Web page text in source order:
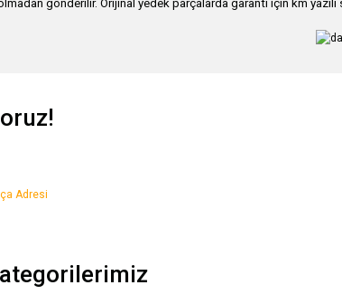
gönderilir. Orijinal yedek parçalarda garanti için km yazılı
ürün açıklamalarında ve diğer konularda yetersiz gördüğünüz
ederiz.
bilgiler bulunuyor.
alternatifler olmalı.